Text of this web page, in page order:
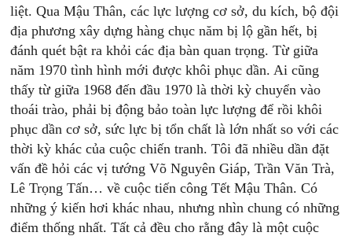
liệt. Qua Mậu Thân, các lực lượng cơ sở, du kích, bộ đội
địa phương xây dựng hàng chục năm bị lộ gần hết, bị
đánh quét bật ra khỏi các địa bàn quan trọng. Từ giữa
năm 1970 tình hình mới được khôi phục dần. Ai cũng
thấy từ giữa 1968 đến đầu 1970 là thời kỳ chuyển vào
thoái trào, phải bị động bảo toàn lực lượng để rồi khôi
phục dần cơ sở, sức lực bị tổn chất là lớn nhất so với các
thời kỳ khác của cuộc chiến tranh. Tôi đã nhiều dần đặt
vấn đề hỏi các vị tướng Võ Nguyên Giáp, Trần Văn Trà,
Lê Trọng Tấn… về cuộc tiến công Tết Mậu Thân. Có
những ý kiến hơi khác nhau, nhưng nhìn chung có những
điểm thống nhất. Tất cả đều cho rằng đây là một cuộc